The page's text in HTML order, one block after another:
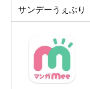
サンデーうぇぶり